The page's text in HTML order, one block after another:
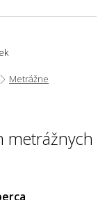
Metrážne
metrážnych